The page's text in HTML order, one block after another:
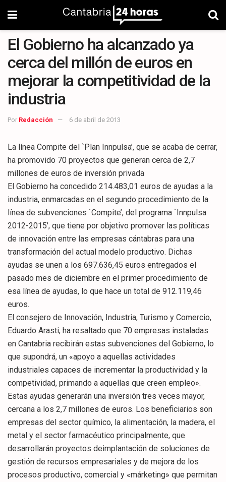
El Gobierno ha alcanzado ya
cerca del millón de euros en
mejorar la competitividad de la
industria
Por Redacción 6 de abril de 2013
La línea Compite del `Plan Innpulsa’, que se acaba de cerrar,
ha promovido 70 proyectos que generan cerca de 2,7
millones de euros de inversión privada
El Gobierno ha concedido 214.483,01 euros de ayudas a la
industria, enmarcadas en el segundo procedimiento de la
línea de subvenciones `Compite’, del programa `Innpulsa
2012-2015′, que tiene por objetivo promover las políticas
de innovación entre las empresas cántabras para una
transformación del actual modelo productivo. Dichas
ayudas se unen a los 697.636,45 euros entregados el
pasado mes de diciembre en el primer procedimiento de
esa línea de ayudas, lo que hace un total de 912.119,46
euros.
El consejero de Innovación, Industria, Turismo y Comercio,
Eduardo Arasti, ha resaltado que 70 empresas instaladas
en Cantabria recibirán estas subvenciones del Gobierno, lo
que supondrá, un «apoyo a aquellas actividades
industriales capaces de incrementar la productividad y la
competividad, primando a aquellas que creen empleo».
Estas ayudas generarán una inversión tres veces mayor,
cercana a los 2,7 millones de euros. Los beneficiarios son
empresas del sector químico, la alimentación, la madera, el
metal y el sector farmacéutico principalmente, que
desarrollarán proyectos deimplantación de soluciones de
gestión de recursos empresariales y de mejora de los
procesos productivo, comercial y «márketing» que permitan